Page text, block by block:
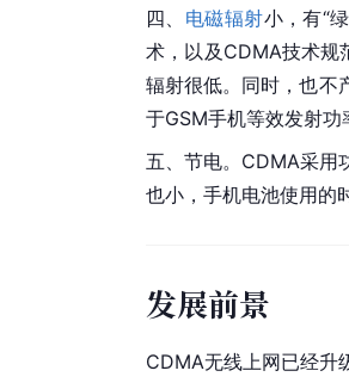
四、 电磁辐射小，有“
术，以及CDMA技术规
辐射很低。同时，也不
于GSM手机等效发射功
五、节电。CDMA采用
也小，手机电池使用的
发展前景
CDMA无线上网已经升